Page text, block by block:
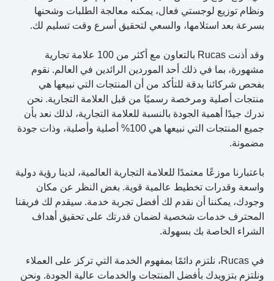
ونظام توزيع لوجستي فعال، يمكنه معالجة الطلبات وشحنها
بسرعة بعد استلامها، والسعي لتحقيق أسرع وقت تسليم لك.
وقد أذنت Rucas بالتعاون مع أكثر من 100 علامة تجارية
مشهورة، بما في ذلك أحد الموردين الرائدين في العالم. نقوم
بفحص شركائنا بدقة للتأكد من أن المنتجات التي نبيعها هي
منتجات أصلية ومرخصة رسميًا من قبل العلامة التجارية. نحن
ندرك جيدًا أهمية الجودة بالنسبة للعلامة التجارية، لذلك نعد بأن
جميع المنتجات التي نبيعها هي 100% أصلية وأصلية، وذات جودة
مضمونة.
باعتبارنا موزعًا معتمدًا للعلامة التجارية العالمية، لدينا رؤية دولية
واسعة وقدرات تخطيط عالمية قوية. بغض النظر عن مكان
وجودك، يمكننا أن نقدم لك أفضل تجربة خدمة. سيقدم لك فريقنا
المحترف خدمات شخصية لضمان قدرتك على تحقيق أهداف
الشراء الخاصة بك بسهولة.
في Rucas، نلتزم دائمًا بمفهوم الخدمة التي تركز على العملاء
ونلتزم بتزويدك بأفضل المنتجات والخدمات عالية الجودة. ونحن